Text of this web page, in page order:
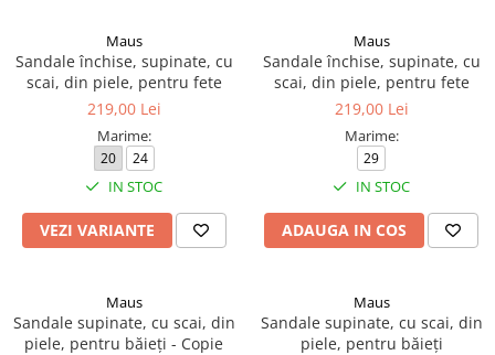
Maus
Sandale închise, supinate, cu
scai, din piele, pentru fete
219,00 Lei
Marime:
20 24
IN STOC
VEZI VARIANTE
Maus
Sandale închise, supinate, cu
scai, din piele, pentru fete
219,00 Lei
Marime:
29
IN STOC
ADAUGA IN COS
Maus
Sandale supinate, cu scai, din
piele, pentru băieți - Copie
Maus
Sandale supinate, cu scai, din
piele, pentru băieți